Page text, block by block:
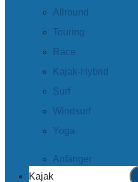
Allround
Touring
Race
Kajak-Hybrid
Surf
Windsurf
Yoga
Anfänger
Kajak